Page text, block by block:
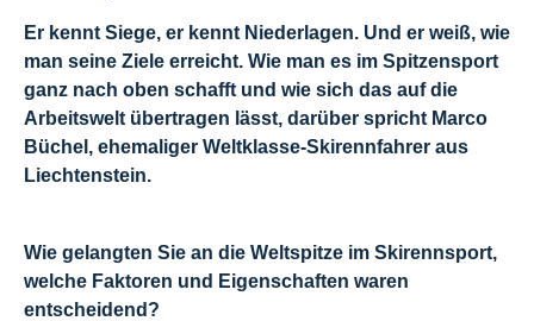
Er kennt Siege, er kennt Niederlagen. Und er weiß, wie
man seine Ziele erreicht. Wie man es im Spitzensport
ganz nach oben schafft und wie sich das auf die
Arbeitswelt übertragen lässt, darüber spricht Marco
Büchel, ehemaliger Weltklasse-Skirennfahrer aus
Liechtenstein.
Wie gelangten Sie an die Weltspitze im Skirennsport,
welche Faktoren und Eigenschaften waren
entscheidend?